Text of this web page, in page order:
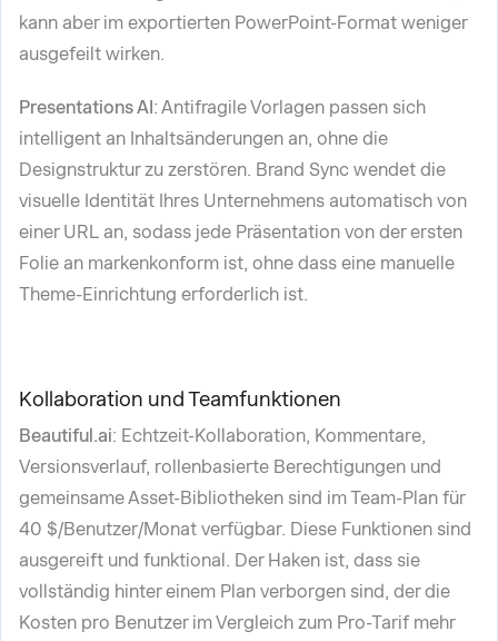
kann aber im exportierten PowerPoint-Format weniger
ausgefeilt wirken.
Presentations AI: Antifragile Vorlagen passen sich
intelligent an Inhaltsänderungen an, ohne die
Designstruktur zu zerstören. Brand Sync wendet die
visuelle Identität Ihres Unternehmens automatisch von
einer URL an, sodass jede Präsentation von der ersten
Folie an markenkonform ist, ohne dass eine manuelle
Theme-Einrichtung erforderlich ist.
Kollaboration und Teamfunktionen
Beautiful.ai: Echtzeit-Kollaboration, Kommentare,
Versionsverlauf, rollenbasierte Berechtigungen und
gemeinsame Asset-Bibliotheken sind im Team-Plan für
40 $/Benutzer/Monat verfügbar. Diese Funktionen sind
ausgereift und funktional. Der Haken ist, dass sie
vollständig hinter einem Plan verborgen sind, der die
Kosten pro Benutzer im Vergleich zum Pro-Tarif mehr